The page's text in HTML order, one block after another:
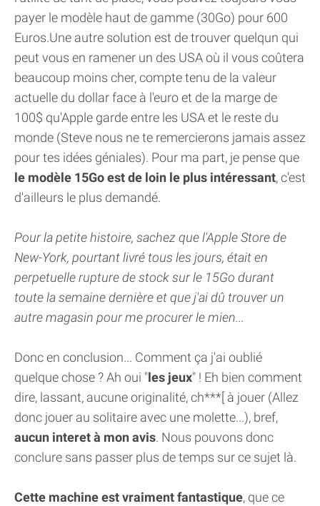
payer le modèle haut de gamme (30Go) pour 600
Euros.Une autre solution est de trouver quelqun qui
peut vous en ramener un des USA où il vous coûtera
beaucoup moins cher, compte tenu de la valeur
actuelle du dollar face à l'euro et de la marge de
100$ qu'Apple garde entre les USA et le reste du
monde (Steve nous ne te remercierons jamais assez
pour tes idées géniales). Pour ma part, je pense que
le modèle 15Go est de loin le plus intéressant, c'est
d'ailleurs le plus demandé.
Pour la petite histoire, sachez que l'Apple Store de
New-York, pourtant livré tous les jours, était en
perpetuelle rupture de stock sur le 15Go durant
toute la semaine dernière et que j'ai dû trouver un
autre magasin pour me procurer le mien...
Donc en conclusion... Comment ça j'ai oublié
quelque chose ? Ah oui "les jeux" ! Eh bien comment
dire, lassant, aucune originalité, ch***[ à jouer (Allez
donc jouer au solitaire avec une molette...), bref,
aucun interet à mon avis. Nous pouvons donc
conclure sans passer plus de temps sur ce sujet là.
Cette machine est vraiment fantastique, que ce